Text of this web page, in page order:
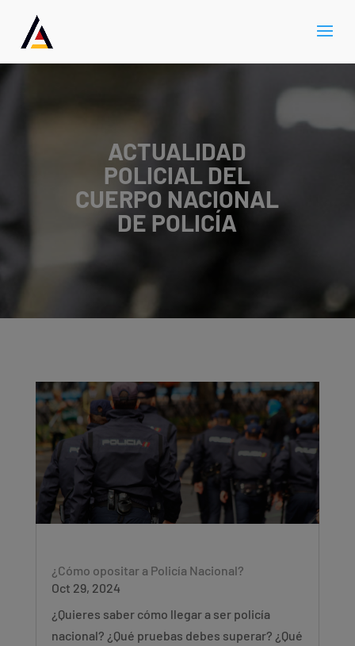
ACTUALIDAD
POLICIAL DEL
CUERPO NACIONAL
DE POLICÍA
¿Cómo opositar a Policía Nacional?
Oct 29, 2024
¿Quieres saber cómo llegar a ser policía
nacional? ¿Qué pruebas debes superar? ¿Qué